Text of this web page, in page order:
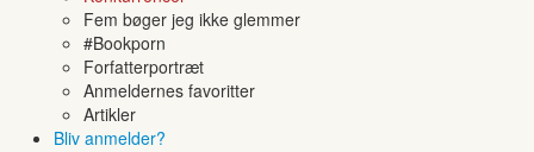
Fem bøger jeg ikke glemmer
#Bookporn
Forfatterportræt
Anmeldernes favoritter
Artikler
Bliv anmelder?